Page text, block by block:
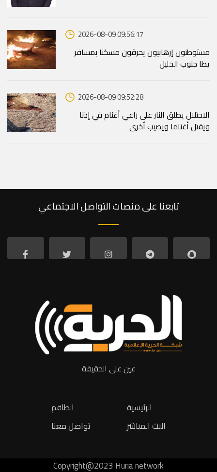
2026-08-09 09:56:17
مستوطنون إرهابيون يحرقون مسكنا بمسافر
يطا جنوب الخليل
2026-08-09 09:52:28
الاحتلال يطلق النار على راعي أغنام في إذنا
ويقتل أغناما ويصيب أخرى
تابعنا على منصات التواصل الاجتماعي
عين على الحقيقة
الطاقم
تواصل معنا
الرئيسية
البث المباشر
Copyright@2023 Huria network